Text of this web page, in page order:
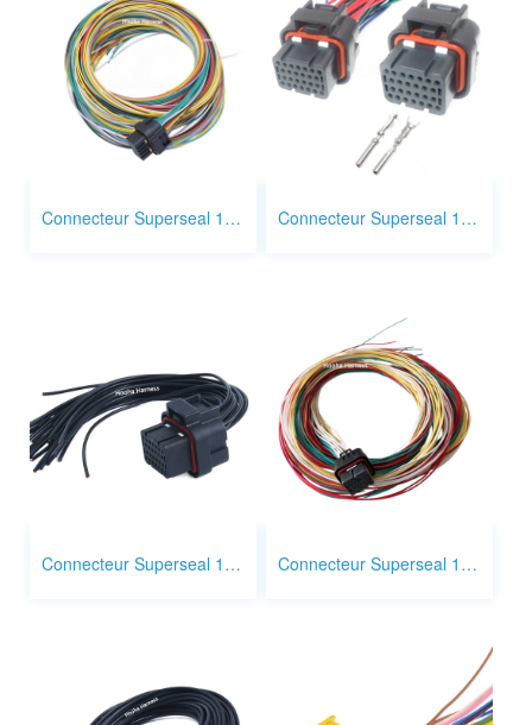
Connecteur Superseal 1,0 mm 28p 1473416 - 2 Connecteur Superseal 1,0 mm 26p 1473416 - 1
Connecteur Superseal 1,0 mm 26p 3 - 1437290 - 8 Connecteur Superseal 1,0 mm 26p 3 - 1437290 - 7